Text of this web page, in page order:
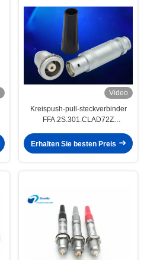
Video
Kreispush-pull-steckverbinder
FFA.2S.301.CLAD72Z
Verbindungsstück
Erhalten Sie besten Preis